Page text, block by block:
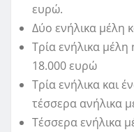
ευρώ.
Δύο ενήλικα μέλη
Τρία ενήλικα μέλη
18.000 ευρώ
Τρία ενήλικα και
τέσσερα ανήλικα
Τέσσερα ενήλικα